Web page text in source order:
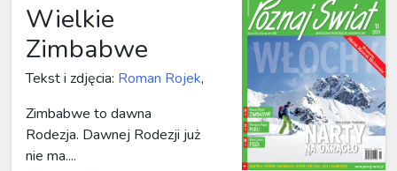
Wielkie
Zimbabwe
Tekst i zdjęcia: Roman Rojek,
Zimbabwe to dawna
Rodezja. Dawnej Rodezji już
nie ma....